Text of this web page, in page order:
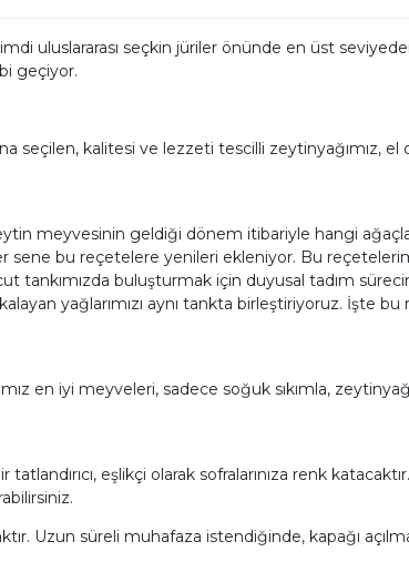
uluslararası seçkin jüriler önünde en üst
geçiyor.
seçilen, kalitesi ve lezzeti tescilli zeytinyağımız,
meyvesinin geldiği dönem itibariyle hangi
sene bu reçetelere yenileri ekleniyor. Bu
tankımızda buluşturmak için duyusal tadım
yağlarımızı aynı tankta birleştiriyoruz. İşte bu
en iyi meyveleri, sadece soğuk sıkımla,
eşlikçi olarak sofralarınıza renk katacaktır.
Uzun süreli muhafaza istendiğinde, kapağı